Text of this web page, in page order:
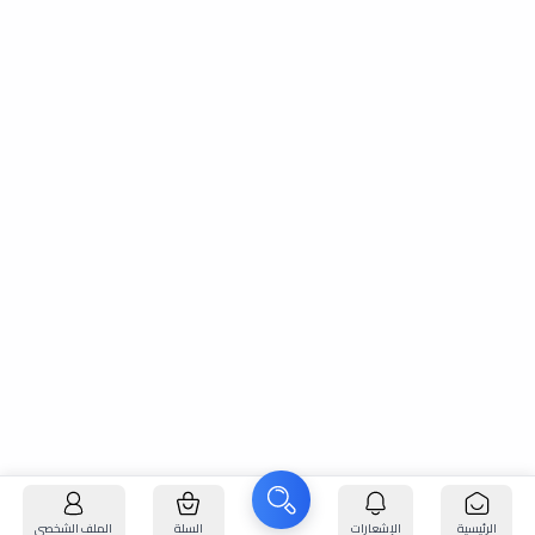
الرئيسية الإشعارات السلة الملف الشخصي